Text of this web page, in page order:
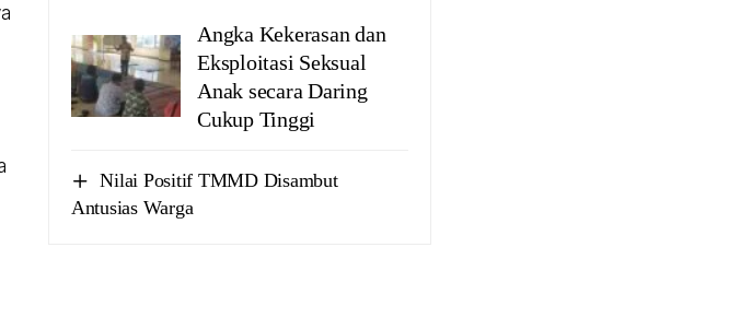
Angka Kekerasan dan
Eksploitasi Seksual
Anak secara Daring
Cukup Tinggi
Nilai Positif TMMD Disambut
Antusias Warga